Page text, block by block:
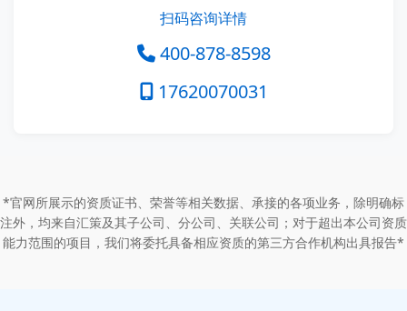
扫码咨询详情
400-878-8598
17620070031
*官网所展示的资质证书、荣誉等相关数据、承接的各项业务，除明确标
注外，均来自汇策及其子公司、分公司、关联公司；对于超出本公司资质
能力范围的项目，我们将委托具备相应资质的第三方合作机构出具报告*